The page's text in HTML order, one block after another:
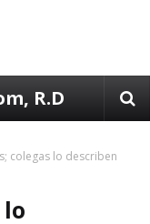
R.D
colegas lo describen